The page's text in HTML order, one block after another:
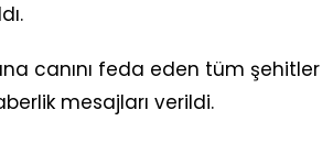
canını feda eden tüm şehitler
mesajları verildi.